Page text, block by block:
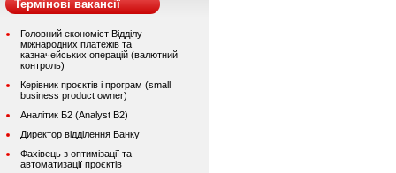
Термінові вакансії
Головний економіст Відділу
міжнародних платежів та
казначейських операцій (валютний
контроль)
Керівник проєктів і програм (small
business product owner)
Аналітик Б2 (Analyst B2)
Директор відділення Банку
Фахівець з оптимізації та
автоматизації проєктів